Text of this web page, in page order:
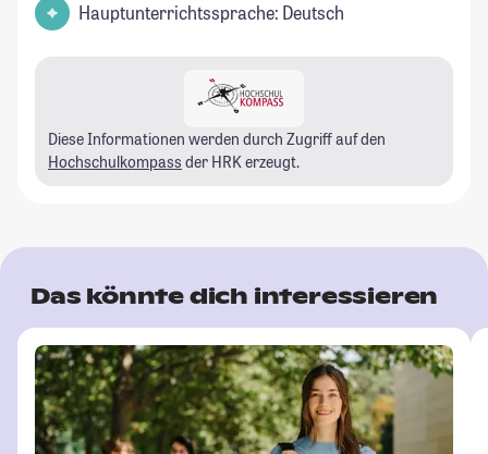
Hauptunterrichtssprache: Deutsch
Diese Informationen werden durch Zugriff auf den
Hochschulkompass der HRK erzeugt.
Das könnte dich interessieren